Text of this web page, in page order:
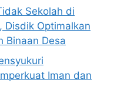
Sekolah di
Disdik Optimalkan
Binaan Desa
Iman dan